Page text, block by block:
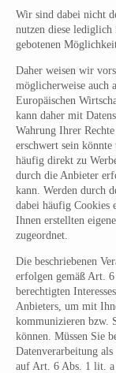
Wir sind dabei nicht
nutzen diese
gebotenen
Daher weisen wir
möglicherweise auch
Europäischen
kann daher mit
Wahrung Ihrer
erschwert sein
häufig direkt zu
durch die Anbieter
kann. Werden durch
dabei häufig Cookies
Ihnen erstellten
zugeordnet.
Die beschriebenen
erfolgen gemäß Art.
berechtigten
Anbieters, um mit
kommunizieren bzw.
können. Müssen Sie
Datenverarbeitung
auf Art. 6 Abs. 1 lit.